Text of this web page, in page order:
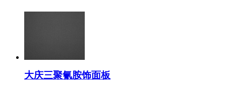
大庆三聚氰胺饰面板